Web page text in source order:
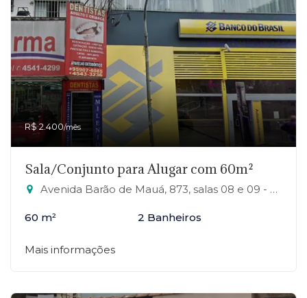
R$ 2.400/mês
Sala/Conjunto para Alugar com 60m²
Avenida Barão de Mauá, 873, salas 08 e 09 - RP1 (Regiões de Planejamento), Mauá-SP
60 m² 2 Banheiros
Mais informações